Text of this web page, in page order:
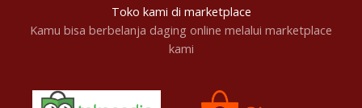
Toko kami di marketplace
Kamu bisa berbelanja daging online melalui marketplace
kami